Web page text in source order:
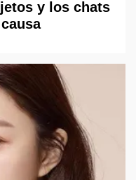
y los chats